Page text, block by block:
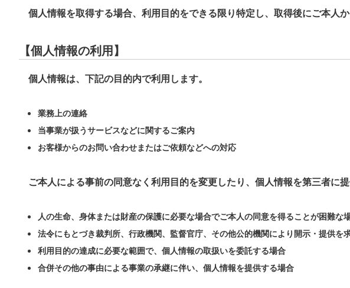
個人情報を取得する場合、利用目的をできる限り特定し、取得後にご本人
【個人情報の利用】
個人情報は、下記の目的内で利用します。
業務上の連絡
当事業が扱うサービスなどに関するご案内
お客様からのお問い合わせまたはご依頼などへの対応
ご本人による事前の同意なく利用目的を変更したり、個人情報を第三者に
人の生命、身体または財産の保護に必要な場合でご本人の同意を得ることが困難な
法令にもとづき裁判所、行政機関、監督官庁、その他公的機関により開示・提供を
利用目的の達成に必要な範囲で、個人情報の取扱いを委託する場合
合併その他の事由による事業の承継に伴い、個人情報を提供する場合